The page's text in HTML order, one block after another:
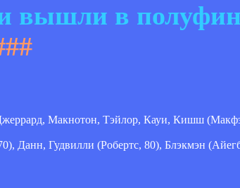
вышли в
Макнотон, Тэйлор, Кауи, Кишш
Данн, Гудвилли (Робертс, 80), Блэкмэн